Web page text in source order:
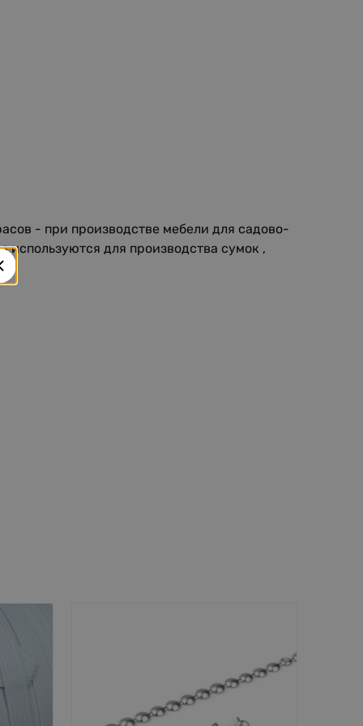
- при производстве мебели для садово-
для производства сумок ,